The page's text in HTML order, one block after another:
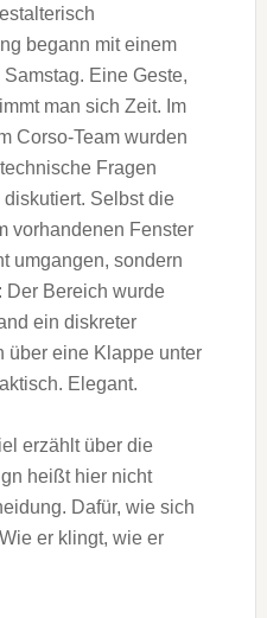
begann mit einem
Eine Geste,
man sich Zeit. Im
Corso-Team wurden
Fragen
Selbst die
vorhandenen Fenster
umgangen, sondern
Der Bereich wurde
ein diskreter
über eine Klappe unter
Elegant.
erzählt über die
heißt hier nicht
Dafür, wie sich
er klingt, wie er